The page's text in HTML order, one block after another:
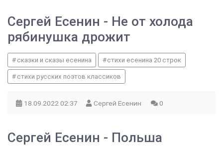
Сергей Есенин - Не от холода
рябинушка дрожит
сказки и сказы есенина стихи есенина 20 строк
стихи русских поэтов классиков
18.09.2022 02:37 Сергей Есенин 0
Сергей Есенин - Польша